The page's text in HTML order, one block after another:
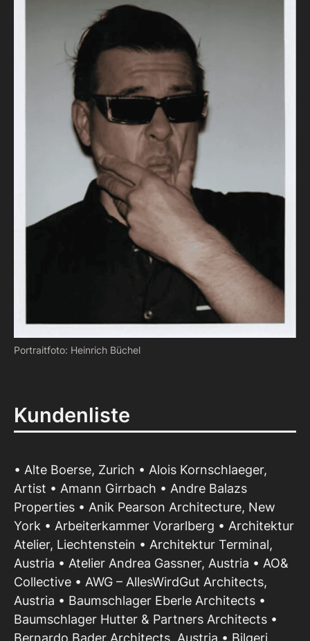
Portraitfoto: Heinrich Büchel
Kundenliste
• Alte Boerse, Zurich • Alois Kornschlaeger,
Artist • Amann Girrbach • Andre Balazs
Properties • Anik Pearson Architecture, New
York • Arbeiterkammer Vorarlberg • Architektur
Atelier, Liechtenstein • Architektur Terminal,
Austria • Atelier Andrea Gassner, Austria • AO&
Collective • AWG – AllesWirdGut Architects,
Austria • Baumschlager Eberle Architects •
Baumschlager Hutter & Partners Architects •
Bernardo Bader Architects, Austria • Bilgeri